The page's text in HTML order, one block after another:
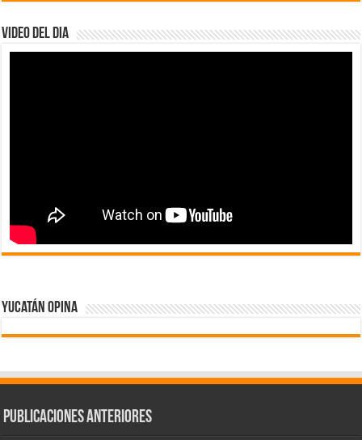
Video del dia
Yucatán Opina
Publicaciones Anteriores